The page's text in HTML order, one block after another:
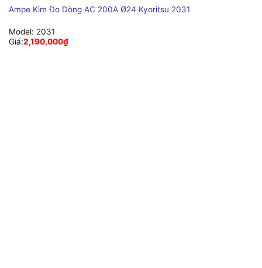
Ampe Kìm Đo Dòng AC 200A Ø24 Kyoritsu 2031
Model: 2031
Giá:2,190,000₫